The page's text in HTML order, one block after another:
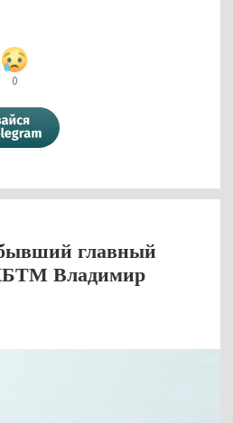
0
главный
Владимир